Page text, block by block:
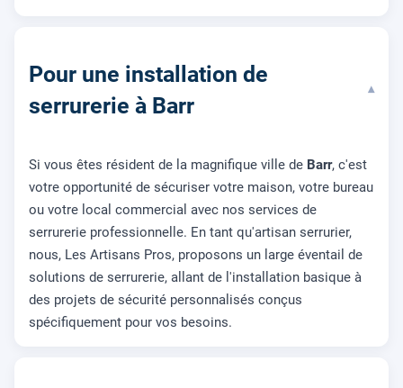
Pour une installation de
serrurerie à Barr
▾
Si vous êtes résident de la magnifique ville de Barr, c'est
votre opportunité de sécuriser votre maison, votre bureau
ou votre local commercial avec nos services de
serrurerie professionnelle. En tant qu'artisan serrurier,
nous, Les Artisans Pros, proposons un large éventail de
solutions de serrurerie, allant de l'installation basique à
des projets de sécurité personnalisés conçus
spécifiquement pour vos besoins.